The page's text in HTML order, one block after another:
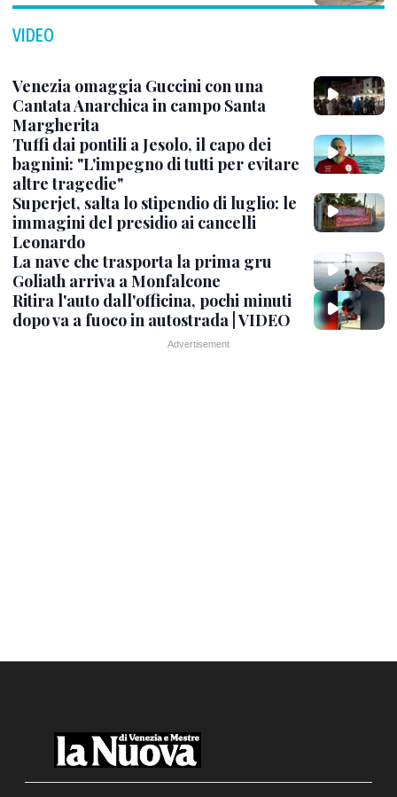
VIDEO
Venezia omaggia Guccini con una
Cantata Anarchica in campo Santa
Margherita
Tuffi dai pontili a Jesolo, il capo dei
bagnini: "L'impegno di tutti per evitare
altre tragedie"
Superjet, salta lo stipendio di luglio: le
immagini del presidio ai cancelli
Leonardo
La nave che trasporta la prima gru
Goliath arriva a Monfalcone
Ritira l'auto dall'officina, pochi minuti
dopo va a fuoco in autostrada | VIDEO